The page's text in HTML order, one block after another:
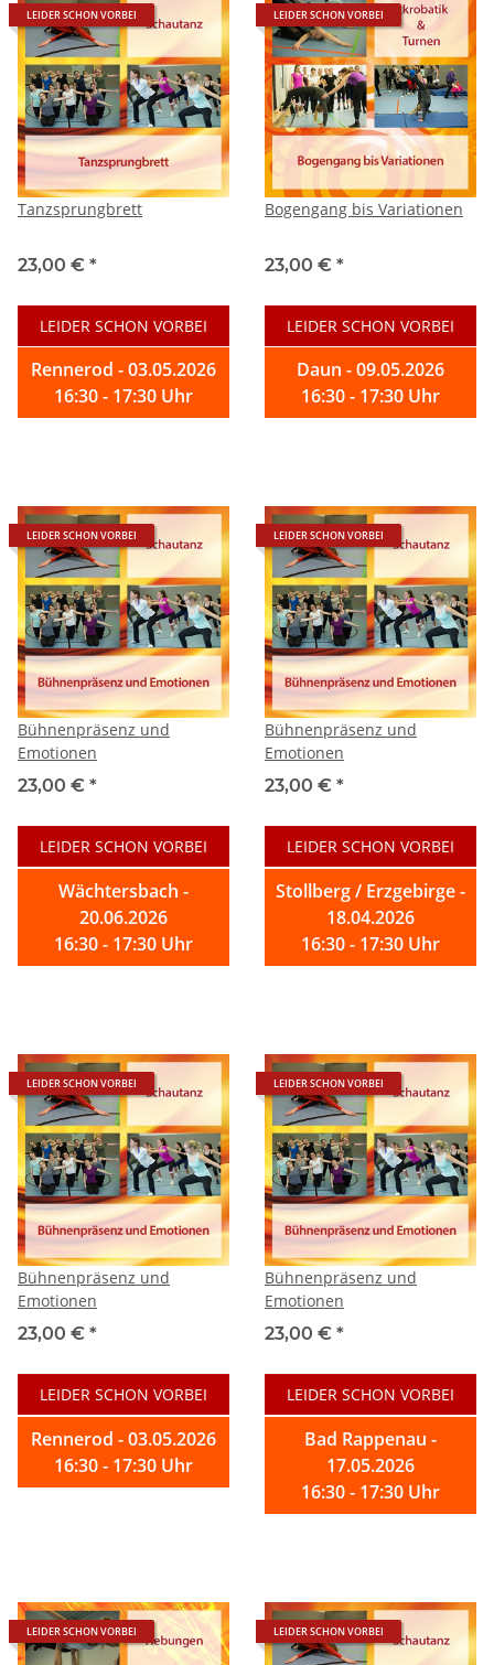
LEIDER SCHON VORBEI
Tanzsprungbrett
23,00 € *
LEIDER SCHON VORBEI
Rennerod - 03.05.2026
16:30 - 17:30 Uhr
LEIDER SCHON VORBEI
Bogengang bis Variationen
23,00 € *
LEIDER SCHON VORBEI
Daun - 09.05.2026
16:30 - 17:30 Uhr
LEIDER SCHON VORBEI
Bühnenpräsenz und
Emotionen
23,00 € *
LEIDER SCHON VORBEI
Wächtersbach -
20.06.2026
16:30 - 17:30 Uhr
LEIDER SCHON VORBEI
Bühnenpräsenz und
Emotionen
23,00 € *
LEIDER SCHON VORBEI
Stollberg / Erzgebirge -
18.04.2026
16:30 - 17:30 Uhr
LEIDER SCHON VORBEI
Bühnenpräsenz und
Emotionen
23,00 € *
LEIDER SCHON VORBEI
Rennerod - 03.05.2026
16:30 - 17:30 Uhr
LEIDER SCHON VORBEI
Bühnenpräsenz und
Emotionen
23,00 € *
LEIDER SCHON VORBEI
Bad Rappenau -
17.05.2026
16:30 - 17:30 Uhr
LEIDER SCHON VORBEI LEIDER SCHON VORBEI